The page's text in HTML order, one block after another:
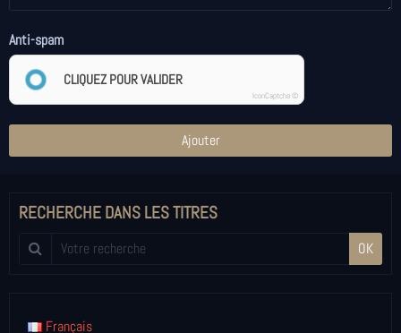
Anti-spam
CLIQUEZ POUR VALIDER
IconCaptcha ©
Ajouter
RECHERCHE DANS LES TITRES
OK
Français